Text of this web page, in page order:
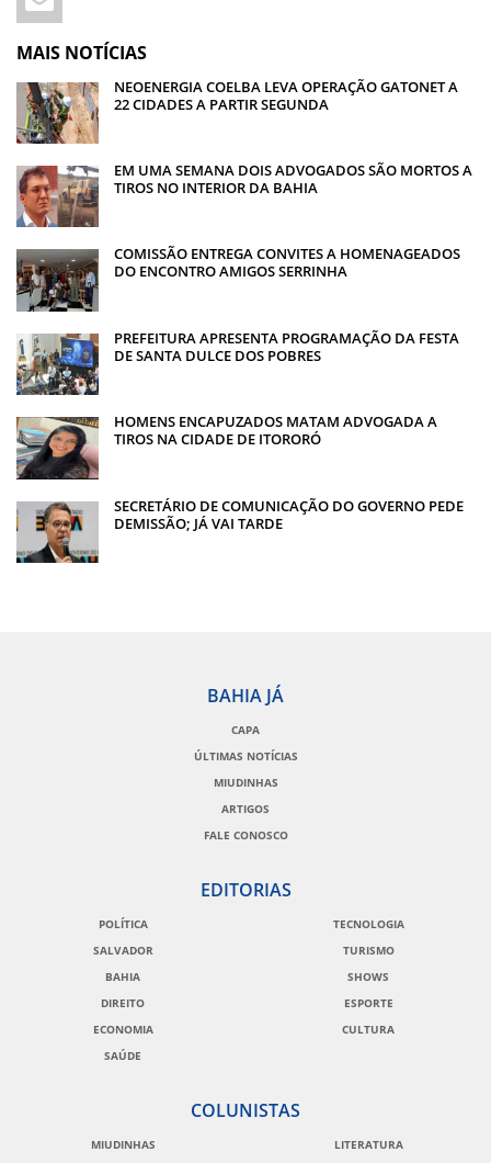
MAIS NOTÍCIAS
NEOENERGIA COELBA LEVA OPERAÇÃO GATONET A
22 CIDADES A PARTIR SEGUNDA
EM UMA SEMANA DOIS ADVOGADOS SÃO MORTOS A
TIROS NO INTERIOR DA BAHIA
COMISSÃO ENTREGA CONVITES A HOMENAGEADOS
DO ENCONTRO AMIGOS SERRINHA
PREFEITURA APRESENTA PROGRAMAÇÃO DA FESTA
DE SANTA DULCE DOS POBRES
HOMENS ENCAPUZADOS MATAM ADVOGADA A
TIROS NA CIDADE DE ITORORÓ
SECRETÁRIO DE COMUNICAÇÃO DO GOVERNO PEDE
DEMISSÃO; JÁ VAI TARDE
BAHIA JÁ
CAPA
ÚLTIMAS NOTÍCIAS
MIUDINHAS
ARTIGOS
FALE CONOSCO
EDITORIAS
POLÍTICA
SALVADOR
BAHIA
DIREITO
ECONOMIA
SAÚDE
TECNOLOGIA
TURISMO
SHOWS
ESPORTE
CULTURA
COLUNISTAS
MIUDINHAS
LITERATURA